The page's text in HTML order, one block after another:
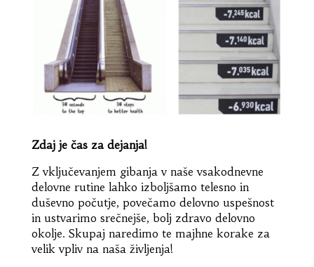
Zdaj je čas za dejanja!
Z vključevanjem gibanja v naše vsakodnevne
delovne rutine lahko izboljšamo telesno in
duševno počutje, povečamo delovno uspešnost
in ustvarimo srečnejše, bolj zdravo delovno
okolje. Skupaj naredimo te majhne korake za
velik vpliv na naša življenja!